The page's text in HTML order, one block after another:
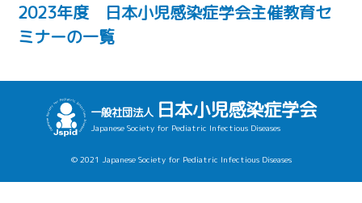
2023年度 日本小児感染症学会主催教育セ
ミナーの一覧
一般社団法人 日本小児感染症学会
Japanese Society for Pediatric Infectious Diseases
© 2021 Japanese Society for Pediatric Infectious Diseases